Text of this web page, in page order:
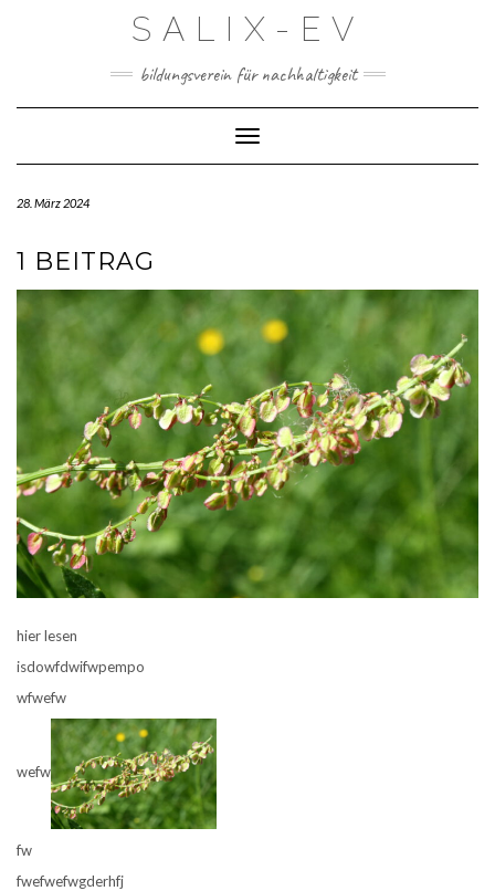
SALIX-EV
bildungsverein für nachhaltigkeit
Toggle Navigation
28. März 2024
1 BEITRAG
hier lesen
isdowfdwifwpempo
wfwefw
wefw
fw
fwefwefwgderhfj